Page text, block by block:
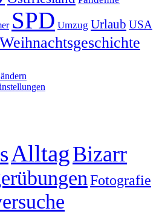
SPD Umzug Urlaub USA
Weihnachtsgeschichte
AlltagBizarr
Fotografie